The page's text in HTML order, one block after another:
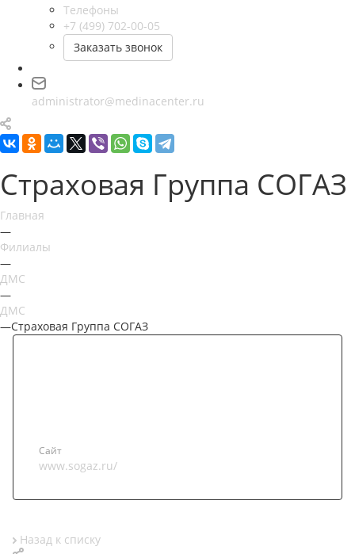
Телефоны
+7 (499) 702-00-05
Заказать звонок
administrator@medinacenter.ru
Страховая Группа СОГАЗ
Главная
—
Филиалы
—
ДМС
—
ДМС
—Страховая Группа СОГАЗ
Сайт
www.sogaz.ru/
Назад к списку